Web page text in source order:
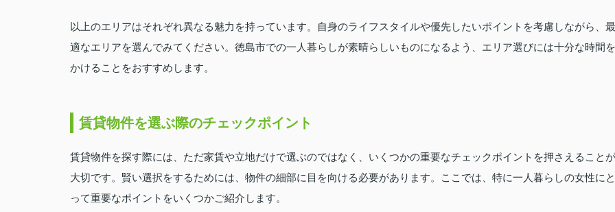
以上のエリアはそれぞれ異なる魅力を持っています。自身のライフスタイルや優先したいポイントを考慮しながら、最
適なエリアを選んでみてください。徳島市での一人暮らしが素晴らしいものになるよう、エリア選びには十分な時間を
かけることをおすすめします。
賃貸物件を選ぶ際のチェックポイント
賃貸物件を探す際には、ただ家賃や立地だけで選ぶのではなく、いくつかの重要なチェックポイントを押さえることが
大切です。賢い選択をするためには、物件の細部に目を向ける必要があります。ここでは、特に一人暮らしの女性にと
って重要なポイントをいくつかご紹介します。